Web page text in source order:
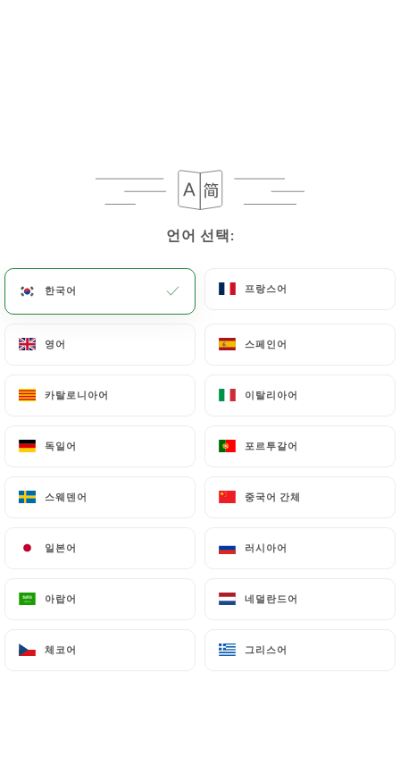
언어 선택:
한국어 프랑스어
영어 스페인어
카탈로니아어 이탈리아어
독일어 포르투갈어
스웨덴어 중국어 간체
일본어 러시아어
아랍어 네덜란드어
체코어 그리스어
언어 선택:
한국어 프랑스어
영어 스페인어
카탈로니아어 이탈리아어
독일어 포르투갈어
스웨덴어 중국어 간체
일본어 러시아어
아랍어 네덜란드어
체코어 그리스어